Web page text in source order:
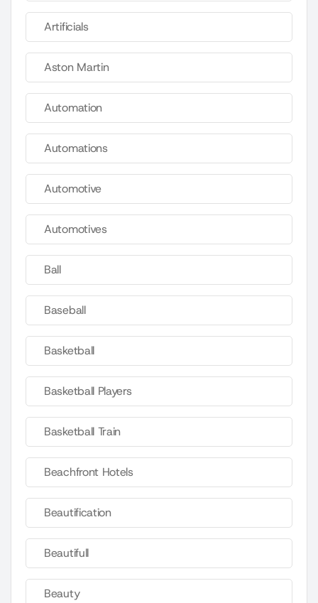
Artificials
Aston Martin
Automation
Automations
Automotive
Automotives
Ball
Baseball
Basketball
Basketball Players
Basketball Train
Beachfront Hotels
Beautification
Beautifull
Beauty